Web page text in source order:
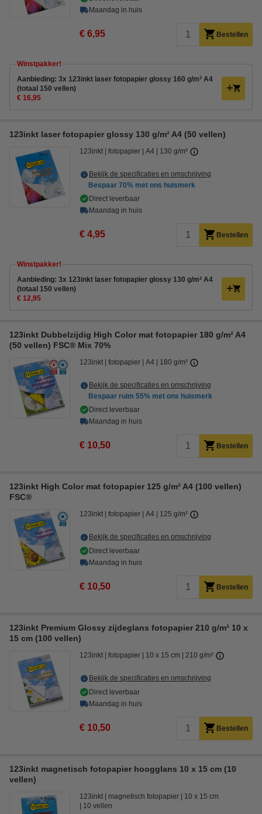
Maandag in huis
€ 6,95 Bestellen
Winstpakker!
Aanbieding: 3x 123inkt laser fotopapier glossy 160 g/m² A4
(totaal 150 vellen)
€ 16,95
123inkt laser fotopapier glossy 130 g/m² A4 (50 vellen)
123inkt fotopapier A4 130 g/m²
Bekijk de specificaties en omschrijving
Bespaar 70% met ons huismerk
Direct leverbaar
Maandag in huis
€ 4,95 Bestellen
Winstpakker!
Aanbieding: 3x 123inkt laser fotopapier glossy 130 g/m² A4
(totaal 150 vellen)
€ 12,95
123inkt Dubbelzijdig High Color mat fotopapier 180 g/m² A4
(50 vellen) FSC® Mix 70%
123inkt fotopapier A4 180 g/m²
Bekijk de specificaties en omschrijving
Bespaar ruim 55% met ons huismerk
Direct leverbaar
Maandag in huis
€ 10,50 Bestellen
123inkt High Color mat fotopapier 125 g/m² A4 (100 vellen)
FSC®
123inkt fotopapier A4 125 g/m²
Bekijk de specificaties en omschrijving
Direct leverbaar
Maandag in huis
€ 10,50 Bestellen
123inkt Premium Glossy zijdeglans fotopapier 210 g/m² 10 x
15 cm (100 vellen)
123inkt fotopapier 10 x 15 cm 210 g/m²
Bekijk de specificaties en omschrijving
Direct leverbaar
Maandag in huis
€ 10,50 Bestellen
123inkt magnetisch fotopapier hoogglans 10 x 15 cm (10
vellen)
123inkt magnetisch fotopapier
10 x 15 cm
10 vellen